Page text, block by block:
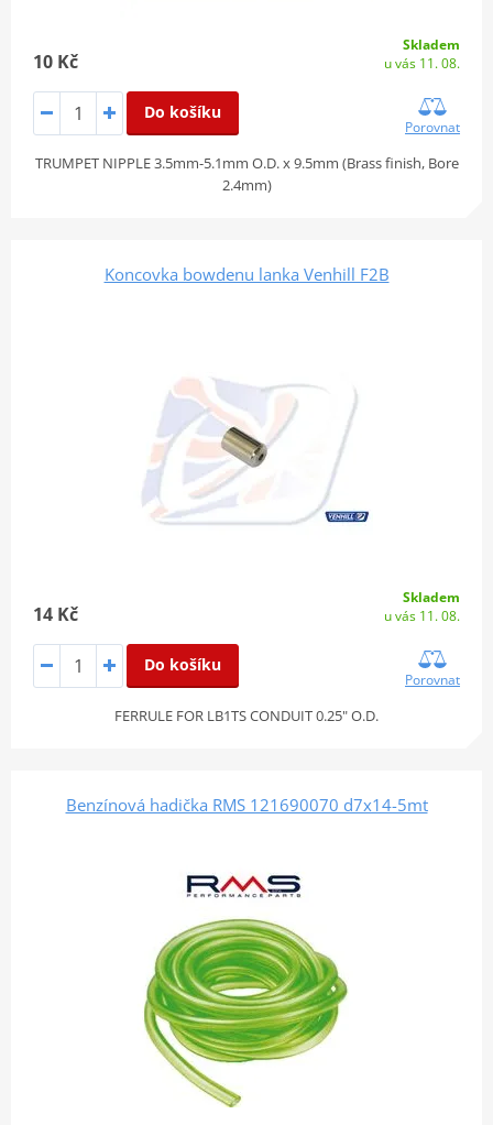
10 Kč
Skladem
u vás 11. 08.
Do košíku
Porovnat
TRUMPET NIPPLE 3.5mm-5.1mm O.D. x 9.5mm (Brass finish, Bore
2.4mm)
Koncovka bowdenu lanka Venhill F2B
14 Kč
Skladem
u vás 11. 08.
Do košíku
Porovnat
FERRULE FOR LB1TS CONDUIT 0.25" O.D.
Benzínová hadička RMS 121690070 d7x14-5mt